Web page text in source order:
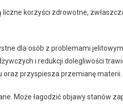
korzyści zdrowotne,
dla osób z problemami
i redukcji dolegliwości
przyspiesza przemianę materii.
Może łagodzić objawy stanów